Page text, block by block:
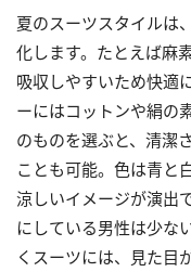
夏のスーツスタイルは
化します。たとえば麻
吸収しやすいため快適
ーにはコットンや絹の
のものを選ぶと、清潔
ことも可能。色は青と
涼しいイメージが演出
にしている男性は少な
くスーツには、見た目